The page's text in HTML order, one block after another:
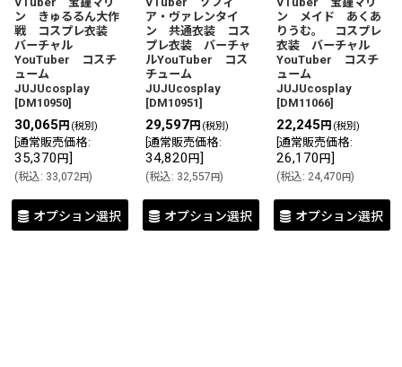
ン きゅるるん大作
戦 コスプレ衣装
バーチャル
YouTuber コスチ
ューム
JUJUcosplay
[DM10950]
30,065 円 (税別)
通常販売価格:
35,370 円]
(税込: 33,072円)
オプション選択
ア・ヴァレンタイ
ン 共通衣装 コス
プレ衣装 バーチャ
ルYouTuber コス
チューム
JUJUcosplay
[DM10951]
29,597円 (税別)
通常販売価格:
34,820 円]
(税込: 32,557円)
オプション選択
ン メイド あくあ
りうむ。 コスプレ
衣装 バーチャル
YouTuber コスチ
ューム
JUJUcosplay
[DM11066]
22,245 円 (税別)
通常販売価格:
26,170 円]
(税込: 24,470円)
オプション選択